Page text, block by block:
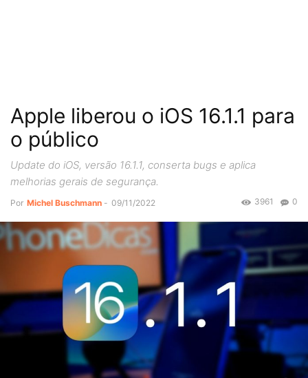
Apple liberou o iOS 16.1.1 para
o público
Update do iOS, versão 16.1.1, conserta bugs e aplica
melhorias gerais de segurança.
Por Michel Buschmann - 09/11/2022 0
3961